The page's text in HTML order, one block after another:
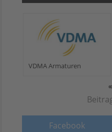
Facebook
VDMA Armaturen